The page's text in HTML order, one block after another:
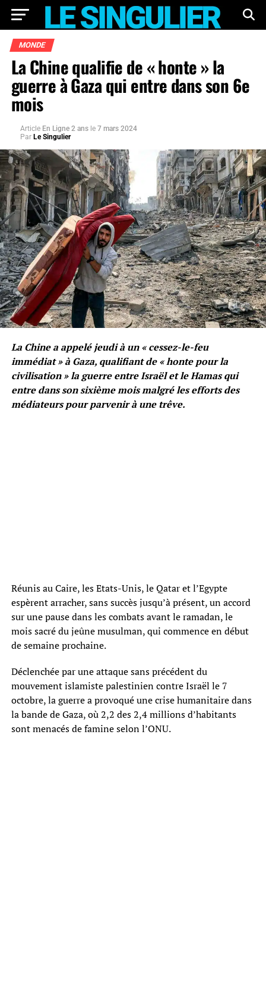
MONDE
La Chine qualifie de « honte » la
guerre à Gaza qui entre dans son 6e
mois
Article En Ligne 2 ans le 7 mars 2024
Par Le Singulier
La Chine a appelé jeudi à un « cessez-le-feu
immédiat » à Gaza, qualifiant de « honte pour la
civilisation » la guerre entre Israël et le Hamas qui
entre dans son sixième mois malgré les efforts des
médiateurs pour parvenir à une trêve.
Réunis au Caire, les Etats-Unis, le Qatar et l’Egypte
espèrent arracher, sans succès jusqu’à présent, un accord
sur une pause dans les combats avant le ramadan, le
mois sacré du jeûne musulman, qui commence en début
de semaine prochaine.
Déclenchée par une attaque sans précédent du
mouvement islamiste palestinien contre Israël le 7
octobre, la guerre a provoqué une crise humanitaire dans
la bande de Gaza, où 2,2 des 2,4 millions d’habitants
sont menacés de famine selon l’ONU.